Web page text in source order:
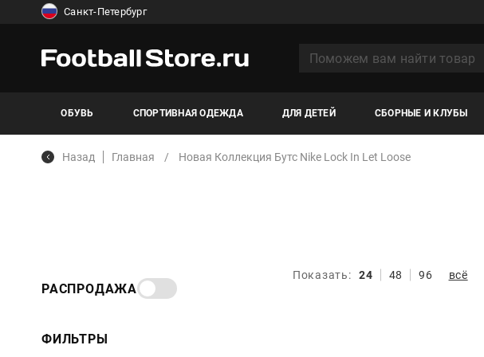
Санкт-Петербург
ОБУВЬ СПОРТИВНАЯ ОДЕЖДА ДЛЯ ДЕТЕЙ СБОРНЫЕ И КЛУБЫ
Назад Главная Новая Коллекция Бутс Nike Lock In Let Loose
РАСПРОДАЖА
ФИЛЬТРЫ
Показать: 24 48 96 всё